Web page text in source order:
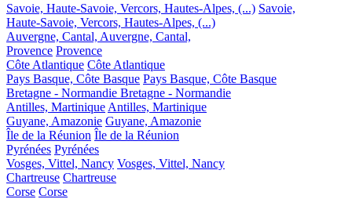
Savoie, Haute-Savoie, Vercors, Hautes-Alpes, (...) Savoie,
Haute-Savoie, Vercors, Hautes-Alpes, (...)
Auvergne, Cantal, Auvergne, Cantal,
Provence Provence
Côte Atlantique Côte Atlantique
Pays Basque, Côte Basque Pays Basque, Côte Basque
Bretagne - Normandie Bretagne - Normandie
Antilles, Martinique Antilles, Martinique
Guyane, Amazonie Guyane, Amazonie
Île de la Réunion Île de la Réunion
Pyrénées Pyrénées
Vosges, Vittel, Nancy Vosges, Vittel, Nancy
Chartreuse Chartreuse
Corse Corse